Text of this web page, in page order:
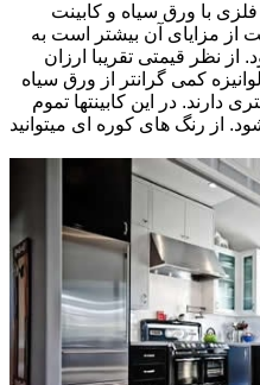
با ورق سیاه و کابینت
از مزایای آن بیشتر است به
از نظر قیمتی تقریبا ارزان
کمی گرانتر از ورق سیاه
دارند. در این کابینتها تموم
از رنگ های کوره ای میتوانید